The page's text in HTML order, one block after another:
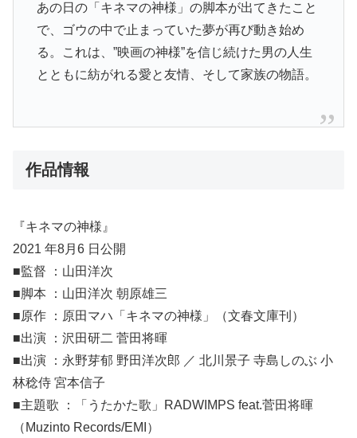
あの日の「キネマの神様」の脚本が出てきたこと
で、ゴウの中で止まっていた夢が再び動き始め
る。これは、”映画の神様”を信じ続けた男の人生
とともに紡がれる愛と友情、そして家族の物語。
作品情報
『キネマの神様』
2021 年8月6 日公開
■監督 ：山田洋次
■脚本 ：山田洋次 朝原雄三
■原作 ：原田マハ「キネマの神様」（文春文庫刊）
■出演 ：沢田研二 菅田将暉
■出演 ：永野芽郁 野田洋次郎 ／ 北川景子 寺島しのぶ 小
林稔侍 宮本信子
■主題歌 ：「うたかた歌」RADWIMPS feat.菅田将暉
（Muzinto Records/EMI）